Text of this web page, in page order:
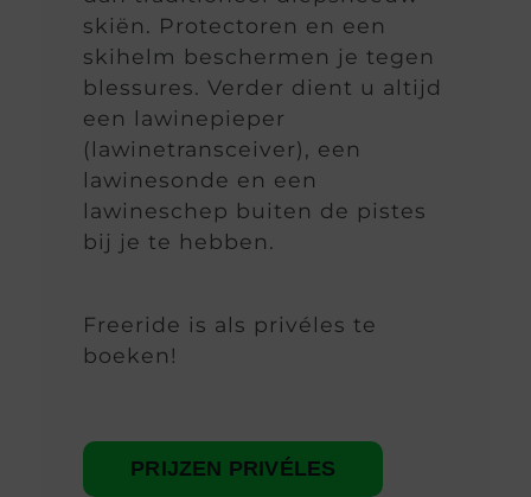
skiën. Protectoren en een
skihelm beschermen je tegen
blessures. Verder dient u altijd
een lawinepieper
(lawinetransceiver), een
lawinesonde en een
lawineschep buiten de pistes
bij je te hebben.
Freeride is als privéles te
boeken!
PRIJZEN PRIVÉLES